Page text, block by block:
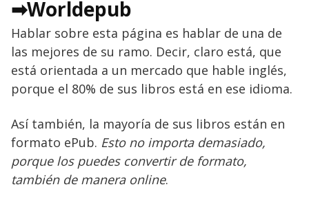
➡Worldepub
Hablar sobre esta página es hablar de una de
las mejores de su ramo. Decir, claro está, que
está orientada a un mercado que hable inglés,
porque el 80% de sus libros está en ese idioma.
Así también, la mayoría de sus libros están en
formato ePub. Esto no importa demasiado,
porque los puedes convertir de formato,
también de manera online.